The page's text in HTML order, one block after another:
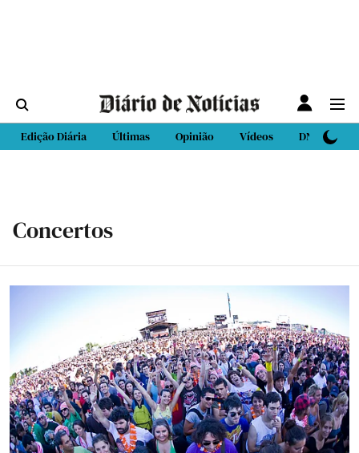
Edição Diária Últimas Opinião Vídeos DN Sport
Concertos